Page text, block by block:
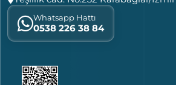
Whatsapp Hattı
0538 226 38 84